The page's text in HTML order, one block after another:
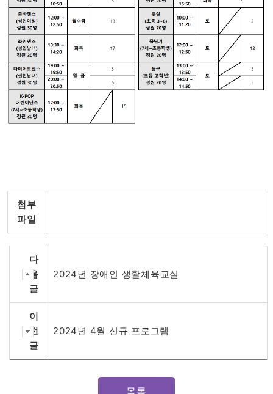
첨부
파일
다
음
글
2024년 장애인 생활체육교실
이
전
글
2024년 4월 신규 프로그램
목록